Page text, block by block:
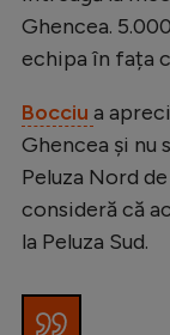
Ghencea.
echipa în fața
Bocciu a
Ghencea și
Peluza Nord
consideră că
la Peluza Sud.